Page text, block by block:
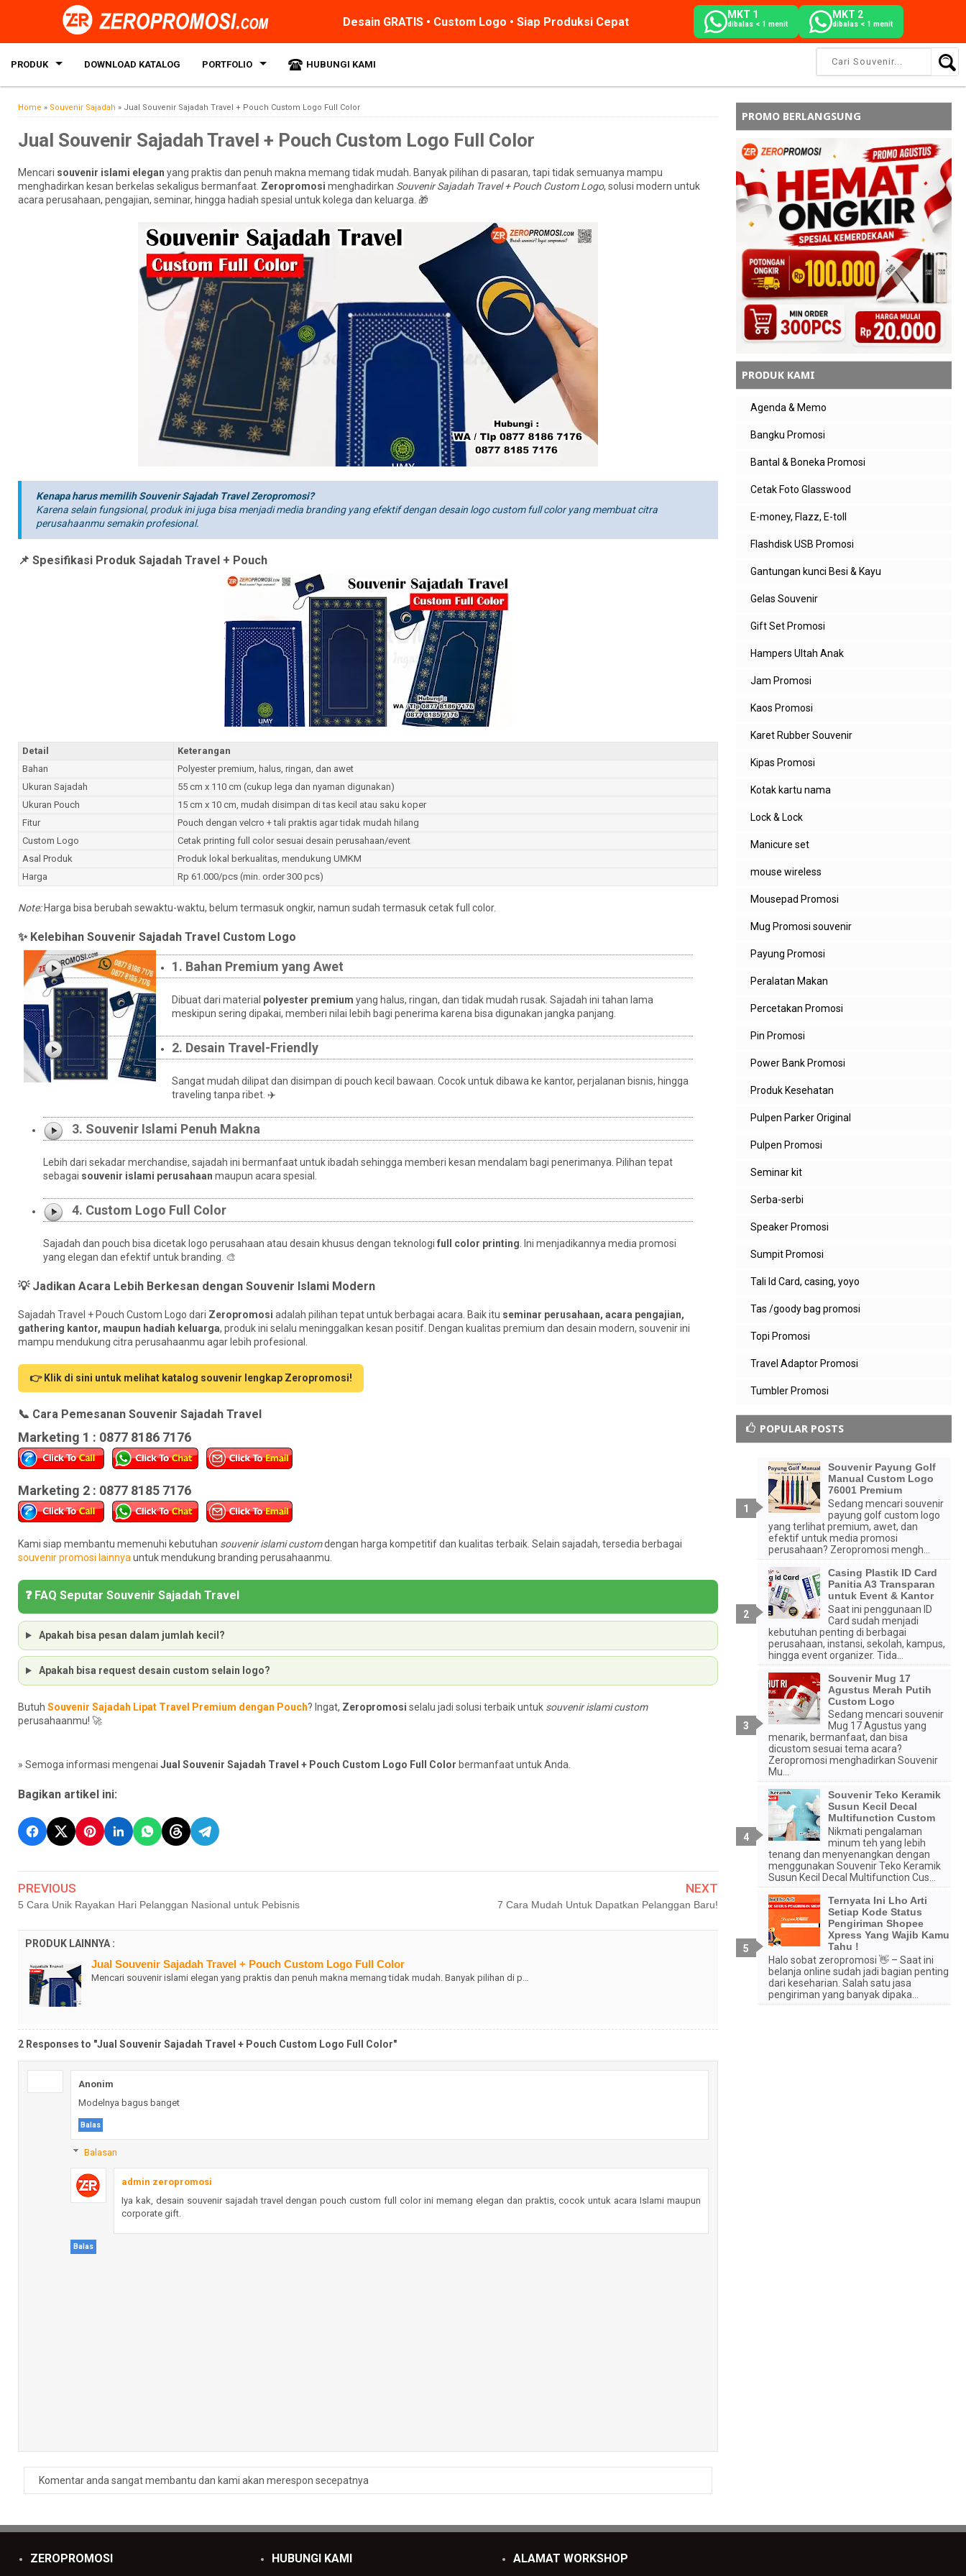
Desain GRATIS • Custom Logo • Siap Produksi Cepat
MKT 1
dibalas < 1 menit
MKT 2
dibalas < 1 menit
PRODUK DOWNLOAD KATALOG PORTFOLIO HUBUNGI KAMI
Home » Souvenir Sajadah » Jual Souvenir Sajadah Travel + Pouch Custom Logo Full Color
Jual Souvenir Sajadah Travel + Pouch Custom Logo Full Color
Mencari souvenir islami elegan yang praktis dan penuh makna memang tidak mudah. Banyak pilihan di pasaran, tapi tidak semuanya mampu
menghadirkan kesan berkelas sekaligus bermanfaat. Zeropromosi menghadirkan Souvenir Sajadah Travel + Pouch Custom Logo, solusi modern untuk
acara perusahaan, pengajian, seminar, hingga hadiah spesial untuk kolega dan keluarga. 🎁
Kenapa harus memilih Souvenir Sajadah Travel Zeropromosi?
Karena selain fungsional, produk ini juga bisa menjadi media branding yang efektif dengan desain logo custom full color yang membuat citra
perusahaanmu semakin profesional.
📌 Spesifikasi Produk Sajadah Travel + Pouch
Detail
Keterangan
Bahan
Polyester premium, halus, ringan, dan awet
Ukuran Sajadah
55 cm x 110 cm (cukup lega dan nyaman digunakan)
Ukuran Pouch
15 cm x 10 cm, mudah disimpan di tas kecil atau saku koper
Fitur
Pouch dengan velcro + tali praktis agar tidak mudah hilang
Custom Logo
Cetak printing full color sesuai desain perusahaan/event
Asal Produk
Produk lokal berkualitas, mendukung UMKM
Harga
Rp 61.000/pcs (min. order 300 pcs)
Note:Harga bisa berubah sewaktu-waktu, belum termasuk ongkir, namun sudah termasuk cetak full color.
✨ Kelebihan Souvenir Sajadah Travel Custom Logo
1. Bahan Premium yang Awet
Dibuat dari material polyester premium yang halus, ringan, dan tidak mudah rusak. Sajadah ini tahan lama
meskipun sering dipakai, memberi nilai lebih bagi penerima karena bisa digunakan jangka panjang.
2. Desain Travel-Friendly
Sangat mudah dilipat dan disimpan di pouch kecil bawaan. Cocok untuk dibawa ke kantor, perjalanan bisnis, hingga
traveling tanpa ribet. ✈️
3. Souvenir Islami Penuh Makna
Lebih dari sekadar merchandise, sajadah ini bermanfaat untuk ibadah sehingga memberi kesan mendalam bagi penerimanya. Pilihan tepat
sebagai souvenir islami perusahaan maupun acara spesial.
4. Custom Logo Full Color
Sajadah dan pouch bisa dicetak logo perusahaan atau desain khusus dengan teknologi full color printing . Ini menjadikannya media promosi
yang elegan dan efektif untuk branding. 🎨
💡 Jadikan Acara Lebih Berkesan dengan Souvenir Islami Modern
Sajadah Travel + Pouch Custom Logo dari Zeropromosi adalah pilihan tepat untuk berbagai acara. Baik itu seminar perusahaan, acara pengajian,
gathering kantor, maupun hadiah keluarga, produk ini selalu meninggalkan kesan positif. Dengan kualitas premium dan desain modern, souvenir ini
mampu mendukung citra perusahaanmu agar lebih profesional.
👉 Klik di sini untuk melihat katalog souvenir lengkap Zeropromosi!
📞 Cara Pemesanan Souvenir Sajadah Travel
Marketing 1 : 0877 8186 7176
Marketing 2 : 0877 8185 7176
Kami siap membantu memenuhi kebutuhan souvenir islami customdengan harga kompetitif dan kualitas terbaik. Selain sajadah, tersedia berbagai
souvenir promosi lainnyauntuk mendukung branding perusahaanmu.
❓ FAQ Seputar Souvenir Sajadah Travel
Apakah bisa pesan dalam jumlah kecil?
Apakah bisa request desain custom selain logo?
Butuh Souvenir Sajadah Lipat Travel Premium dengan Pouch? Ingat, Zeropromosi selalu jadi solusi terbaik untuk souvenir islami custom
perusahaanmu! 🚀
» Semoga informasi mengenai Jual Souvenir Sajadah Travel + Pouch Custom Logo Full Color bermanfaat untuk Anda.
Bagikan artikel ini:
PREVIOUS
5 Cara Unik Rayakan Hari Pelanggan Nasional untuk Pebisnis
NEXT
7 Cara Mudah Untuk Dapatkan Pelanggan Baru!
PRODUK LAINNYA :
Jual Souvenir Sajadah Travel + Pouch Custom Logo Full Color
Mencari souvenir islami elegan yang praktis dan penuh makna memang tidak mudah. Banyak pilihan di p…
2 Responses to "Jual Souvenir Sajadah Travel + Pouch Custom Logo Full Color"
Anonim
Modelnya bagus banget
Balas
Balasan
admin zeropromosi
Iya kak, desain souvenir sajadah travel dengan pouch custom full color ini memang elegan dan praktis, cocok untuk acara Islami maupun
corporate gift.
Balas
Komentar anda sangat membantu dan kami akan merespon secepatnya
PROMO BERLANGSUNG
PRODUK KAMI
Agenda & Memo
Bangku Promosi
Bantal & Boneka Promosi
Cetak Foto Glasswood
E-money, Flazz, E-toll
Flashdisk USB Promosi
Gantungan kunci Besi & Kayu
Gelas Souvenir
Gift Set Promosi
Hampers Ultah Anak
Jam Promosi
Kaos Promosi
Karet Rubber Souvenir
Kipas Promosi
Kotak kartu nama
Lock & Lock
Manicure set
mouse wireless
Mousepad Promosi
Mug Promosi souvenir
Payung Promosi
Peralatan Makan
Percetakan Promosi
Pin Promosi
Power Bank Promosi
Produk Kesehatan
Pulpen Parker Original
Pulpen Promosi
Seminar kit
Serba-serbi
Speaker Promosi
Sumpit Promosi
Tali Id Card, casing, yoyo
Tas /goody bag promosi
Topi Promosi
Travel Adaptor Promosi
Tumbler Promosi
POPULAR POSTS
Souvenir Payung Golf
Manual Custom Logo
76001 Premium
Sedang mencari souvenir
payung golf custom logo
yang terlihat premium, awet, dan
efektif untuk media promosi
perusahaan? Zeropromosi mengh...
Casing Plastik ID Card
Panitia A3 Transparan
untuk Event & Kantor
Saat ini penggunaan ID
Card sudah menjadi
kebutuhan penting di berbagai
perusahaan, instansi, sekolah, kampus,
hingga event organizer. Tida...
Souvenir Mug 17
Agustus Merah Putih
Custom Logo
Sedang mencari souvenir
Mug 17 Agustus yang
menarik, bermanfaat, dan bisa
dicustom sesuai tema acara?
Zeropromosi menghadirkan Souvenir
Mu...
Souvenir Teko Keramik
Susun Kecil Decal
Multifunction Custom
Nikmati pengalaman
minum teh yang lebih
tenang dan menyenangkan dengan
menggunakan Souvenir Teko Keramik
Susun Kecil Decal Multifunction Cus...
Ternyata Ini Lho Arti
Setiap Kode Status
Pengiriman Shopee
Xpress Yang Wajib Kamu
Tahu !
Halo sobat zeropromosi 👋 – Saat ini
belanja online sudah jadi bagian penting
dari keseharian. Salah satu jasa
pengiriman yang banyak dipaka...
ZEROPROMOSI HUBUNGI KAMI ALAMAT WORKSHOP